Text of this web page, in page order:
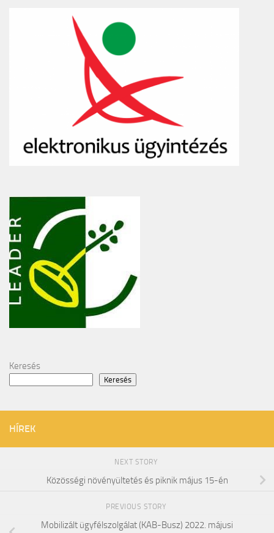
Keresés
Keresés
HÍREK
NEXT STORY
Közösségi növényültetés és piknik május 15-én
PREVIOUS STORY
Mobilizált ügyfélszolgálat (KAB-Busz) 2022. májusi